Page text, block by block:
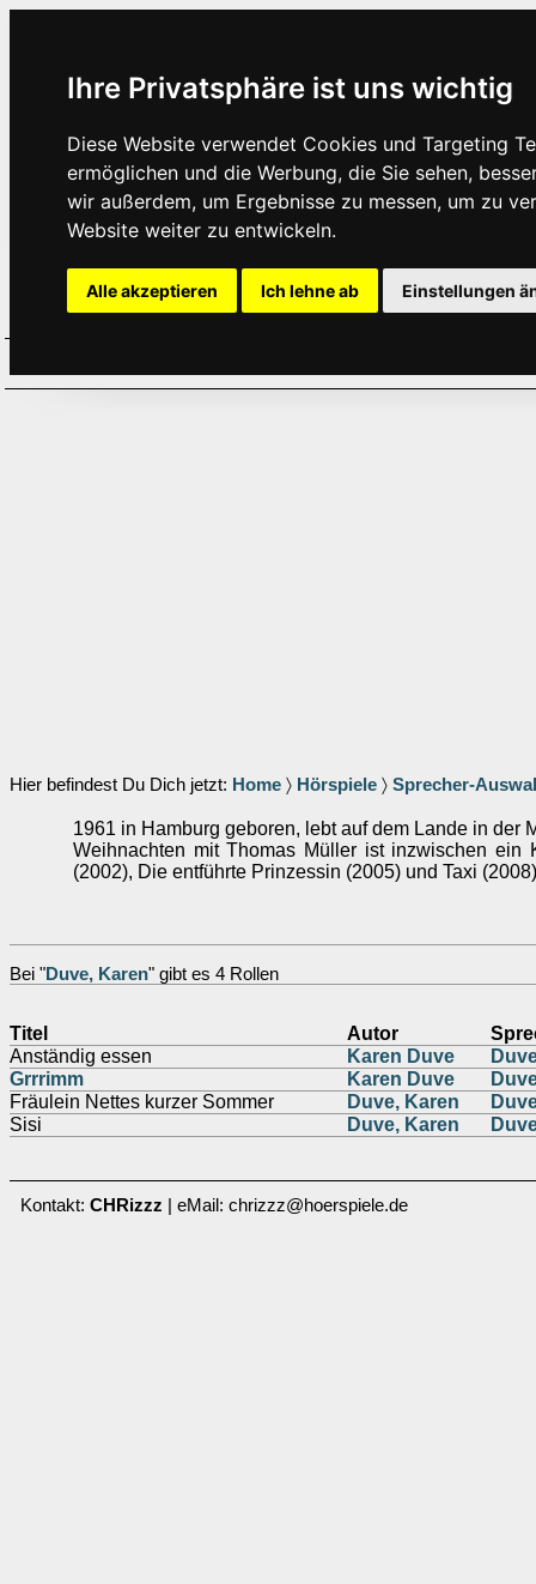
Ihre Privatsphäre ist uns wichtig
Diese Website verwendet Cookies und Targeting
ermöglichen und die Werbung, die Sie sehen,
wir außerdem, um Ergebnisse zu messen, um zu
Website weiter zu entwickeln.
Alle akzeptieren Ich lehne ab Einstellungen
Hier befindest Du Dich jetzt: Home 〉 Hörspiele 〉 Sprecher-
1961 in Hamburg geboren, lebt auf dem Lande in
Weihnachten mit Thomas Müller ist inzwischen
(2002), Die entführte Prinzessin (2005) und Taxi
Bei "Duve, Karen" gibt es 4 Rollen
Titel Autor
Anständig essen
Karen Duve
Grrrimm
Karen Duve
Fräulein Nettes kurzer Sommer
Duve, Karen
Sisi
Duve, Karen
Kontakt: CHRizzz | eMail: chrizzz@hoerspiele.de